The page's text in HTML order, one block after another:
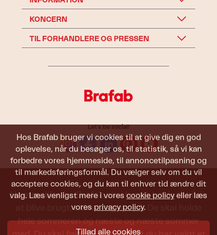
Hos Brafab bruger vi cookies til at give dig en god
oplevelse, når du besøger os, til statistik, så vi kan
forbedre vores hjemmeside, til annoncetilpasning og
til markedsføringsformål. Du vælger selv om du vil
acceptere cookies, og du kan til enhver tid ændre dit
valg. Læs venligst mere i vores cookie policy eller læs
vores privacy policy.
Tillad alle cookies
KONCERN
TIL FORHANDLERE OG PRESSEN
Let's be social!
Havemøbler fra Brafab skal kunne holde til både
at blive brugt, siddet i og set på. De skal holde
hele sommeren og næste og næste sommer